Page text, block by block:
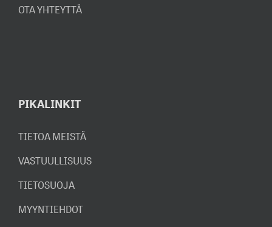
OTA YHTEYTTÄ
PIKALINKIT
TIETOA MEISTÄ
VASTUULLISUUS
TIETOSUOJA
MYYNTIEHDOT